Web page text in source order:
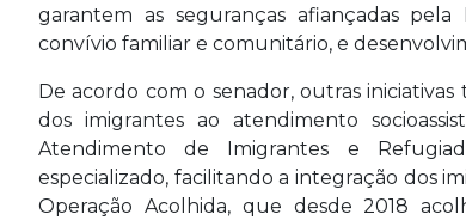
garantem as seguranças afiançadas pela
convívio familiar e comunitário, e
De acordo com o senador, outras
dos imigrantes ao atendimento
Atendimento de Imigrantes e
especializado, facilitando a integração dos
Operação Acolhida, que desde 2018